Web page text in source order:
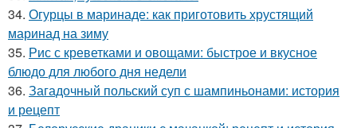
34. Огурцы в маринаде: как приготовить хрустящий
маринад на зиму
35. Рис с креветками и овощами: быстрое и вкусное
блюдо для любого дня недели
36. Загадочный польский суп с шампиньонами: история
и рецепт